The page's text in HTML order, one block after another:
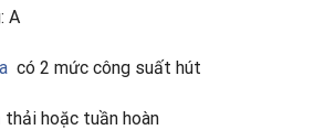
A
có 2 mức công suất hút
hoặc tuần hoàn